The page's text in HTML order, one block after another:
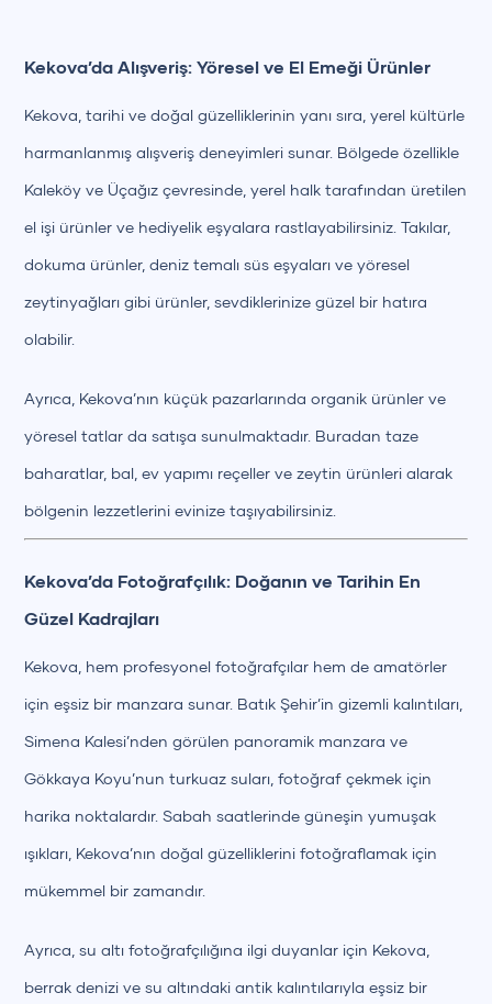
Kekova’da Alışveriş: Yöresel ve El Emeği Ürünler
Kekova, tarihi ve doğal güzelliklerinin yanı sıra, yerel kültürle
harmanlanmış alışveriş deneyimleri sunar. Bölgede özellikle
Kaleköy ve Üçağız çevresinde, yerel halk tarafından üretilen
el işi ürünler ve hediyelik eşyalara rastlayabilirsiniz. Takılar,
dokuma ürünler, deniz temalı süs eşyaları ve yöresel
zeytinyağları gibi ürünler, sevdiklerinize güzel bir hatıra
olabilir.
Ayrıca, Kekova’nın küçük pazarlarında organik ürünler ve
yöresel tatlar da satışa sunulmaktadır. Buradan taze
baharatlar, bal, ev yapımı reçeller ve zeytin ürünleri alarak
bölgenin lezzetlerini evinize taşıyabilirsiniz.
Kekova’da Fotoğrafçılık: Doğanın ve Tarihin En
Güzel Kadrajları
Kekova, hem profesyonel fotoğrafçılar hem de amatörler
için eşsiz bir manzara sunar. Batık Şehir’in gizemli kalıntıları,
Simena Kalesi’nden görülen panoramik manzara ve
Gökkaya Koyu’nun turkuaz suları, fotoğraf çekmek için
harika noktalardır. Sabah saatlerinde güneşin yumuşak
ışıkları, Kekova’nın doğal güzelliklerini fotoğraflamak için
mükemmel bir zamandır.
Ayrıca, su altı fotoğrafçılığına ilgi duyanlar için Kekova,
berrak denizi ve su altındaki antik kalıntılarıyla eşsiz bir